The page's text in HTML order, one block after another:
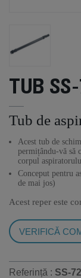
TUB
Tub de
Acest tub de
permițându-vă să
corpul
Conceput pentru
de mai jos)
Acest reper este
VERIFICĂ
Referință : SS-